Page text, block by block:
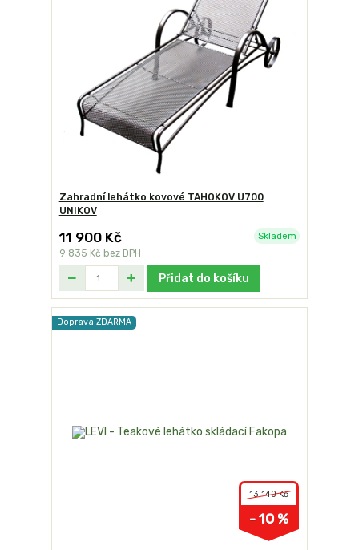
Zahradní lehátko kovové TAHOKOV U700
UNIKOV
11 900 Kč
9 835 Kč bez DPH
Skladem
Přidat do košíku
Doprava ZDARMA
13 140 Kč
- 10 %